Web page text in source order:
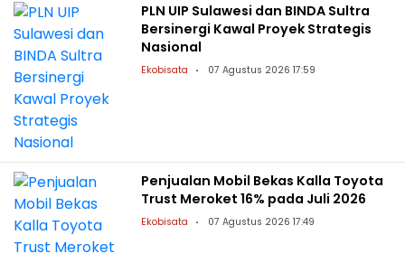
PLN UIP Sulawesi dan BINDA Sultra
Bersinergi Kawal Proyek Strategis
Nasional
Ekobisata 07 Agustus 2026 17:59
Penjualan Mobil Bekas Kalla Toyota
Trust Meroket 16% pada Juli 2026
Ekobisata 07 Agustus 2026 17:49